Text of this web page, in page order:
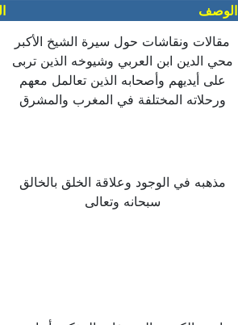
الوصف
مقالات ونقاشات حول سيرة الشيخ الأكبر
محي الدين ابن العربي وشيوخه الذين تربى
على أيديهم وأصحابه الذين تعالمل معهم
ورحلاته المختلفة في المغرب والمشرق
مذهبه في الوجود وعلاقة الخلق بالخالق
سبحانه وتعالى